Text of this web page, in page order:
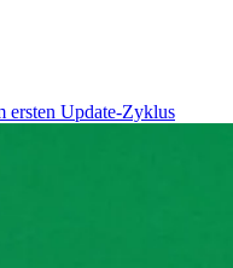
ersten Update-Zyklus